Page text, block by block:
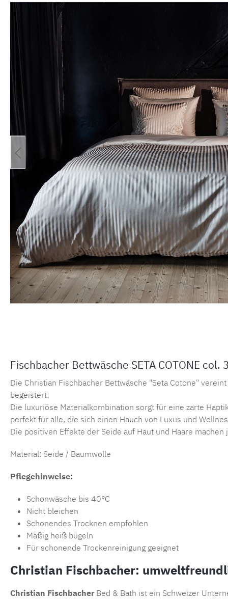
Fischbacher Bettwäsche SETA COTONE col.
Die Christian Fischbacher Bettwäsche "Seta Cotone"
begeistert.
Die luxuriöse Materialkombination sorgt für eine zarte
perfekt für alle, die sich einen Hauch von Luxus und
Die positiven Effekte der Seide auf Haut und Haare
Material: Seide / Baumwolle
Pflegehinweise:
Schonwäsche bis 40°C
Nicht bleichen
Schonendes Trocknen empfohlen
Mäßig heiß bügeln
Für schonende Trockenreinigung geeignet
Christian Fischbacher:
Christian Fischbacher Bed & Bath ist ein Schweizer